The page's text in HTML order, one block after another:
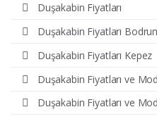
Duşakabin Fiyatları
Duşakabin Fiyatları
Duşakabin Fiyatları Kepez
Duşakabin Fiyatları ve
Duşakabin Fiyatları ve